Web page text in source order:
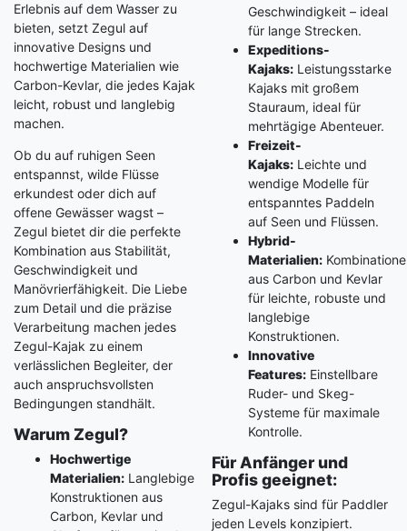
Erlebnis auf dem Wasser zu
bieten, setzt Zegul auf
innovative Designs und
hochwertige Materialien wie
Carbon-Kevlar, die jedes Kajak
leicht, robust und langlebig
machen.
Ob du auf ruhigen Seen
entspannst, wilde Flüsse
erkundest oder dich auf
offene Gewässer wagst –
Zegul bietet dir die perfekte
Kombination aus Stabilität,
Geschwindigkeit und
Manövrierfähigkeit. Die Liebe
zum Detail und die präzise
Verarbeitung machen jedes
Zegul-Kajak zu einem
verlässlichen Begleiter, der
auch anspruchsvollsten
Bedingungen standhält.
Warum Zegul?
Hochwertige
Materialien: Langlebige
Konstruktionen aus
Carbon, Kevlar und
Geschwindigkeit – ideal
für lange Strecken.
Expeditions-
Kajaks:Leistungsstarke
Kajaks mit großem
Stauraum, ideal für
mehrtägige Abenteuer.
Freizeit-
Kajaks:Leichte und
wendige Modelle für
entspanntes Paddeln
auf Seen und Flüssen.
Hybrid-
Materialien:
aus Carbon und Kevlar
für leichte, robuste und
langlebige
Konstruktionen.
Innovative
Features:Einstellbare
Ruder- und Skeg-
Systeme für maximale
Kontrolle.
Für Anfänger und
Profis geeignet:
Zegul-Kajaks sind für Paddler
jeden Levels konzipiert.